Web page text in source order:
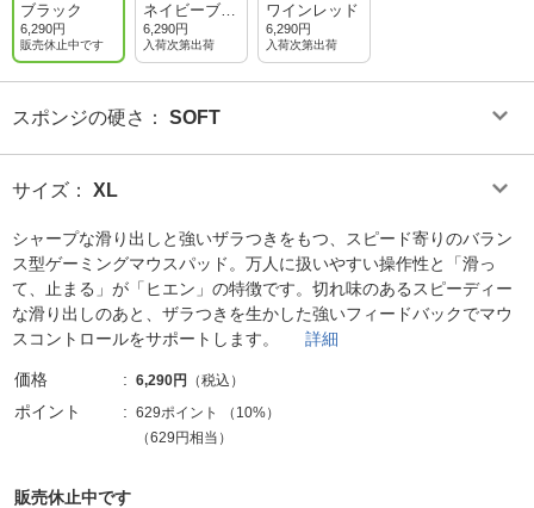
ブラック
6,290円
販売休止中です
ネイビーブル
ー
6,290円
入荷次第出荷
ワインレッド
6,290円
入荷次第出荷
スポンジの硬さ ： SOFT
サイズ ： XL
シャープな滑り出しと強いザラつきをもつ、スピード寄りのバラン
ス型ゲーミングマウスパッド。万人に扱いやすい操作性と「滑っ
て、止まる」が「ヒエン」の特徴です。切れ味のあるスピーディー
な滑り出しのあと、ザラつきを生かした強いフィードバックでマウ
スコントロールをサポートします。 詳細
価格 6,290円 （税込）
ポイント 629ポイント （ 10%）
（629円相当）
販売休止中です